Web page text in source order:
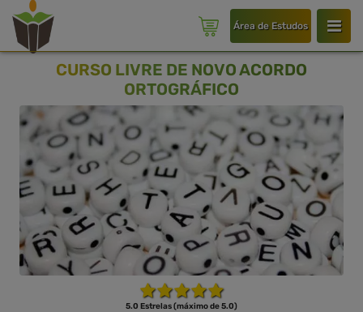
Área de Estudos
CURSO LIVRE DE NOVO ACORDO
ORTOGRÁFICO
5.0 Estrelas (máximo de 5.0)